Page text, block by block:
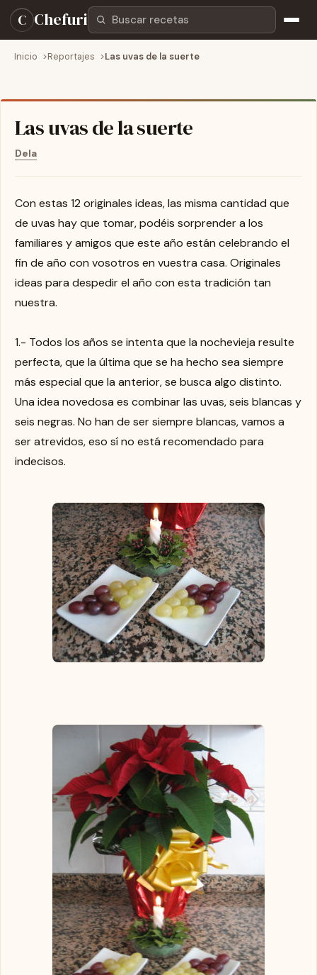
C ChefuriBuscar recetas
Inicio Reportajes Las uvas de la suerte
Las uvas de la suerte
Dela
Con estas 12 originales ideas, las misma cantidad que
de uvas hay que tomar, podéis sorprender a los
familiares y amigos que este año están celebrando el
fin de año con vosotros en vuestra casa. Originales
ideas para despedir el año con esta tradición tan
nuestra.
1.- Todos los años se intenta que la nochevieja resulte
perfecta, que la última que se ha hecho sea siempre
más especial que la anterior, se busca algo distinto.
Una idea novedosa es combinar las uvas, seis blancas y
seis negras. No han de ser siempre blancas, vamos a
ser atrevidos, eso sí no está recomendado para
indecisos.